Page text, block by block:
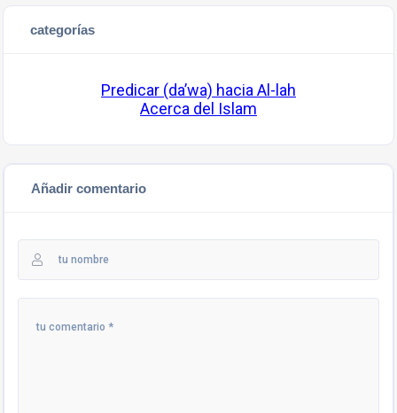
categorías
Predicar (da’wa) hacia Al-lah
Acerca del Islam
Añadir comentario